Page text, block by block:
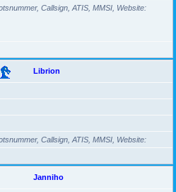
Callsign, ATIS, MMSI, Website
Librion
Callsign, ATIS, MMSI, Website
Janniho